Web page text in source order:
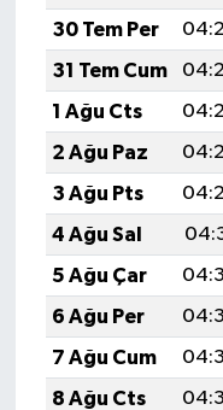
30 Tem Per
31 Tem Cum
1 Ağu Cts
2 Ağu Paz
3 Ağu Pts
4 Ağu Sal
5 Ağu Çar
6 Ağu Per
7 Ağu Cum
8 Ağu Cts